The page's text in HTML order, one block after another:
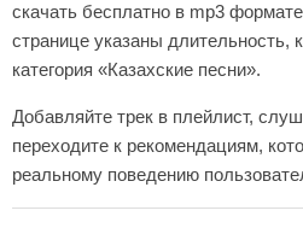
скачать бесплатно в mp3
странице указаны длительность,
категория «Казахские песни».
Добавляйте трек в плейлист,
переходите к рекомендациям,
реальному поведению